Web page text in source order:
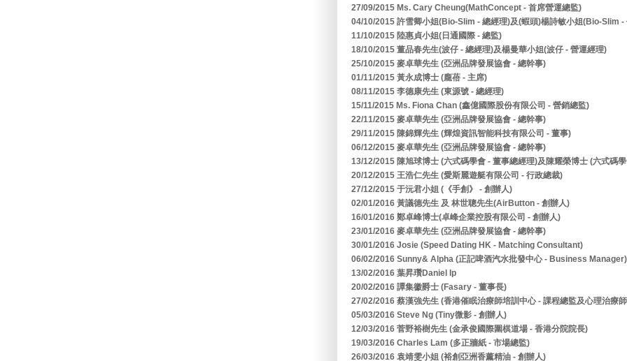
27/09/2015 Ms. Cary Cheung(MathConcept - 首席營運總監)
04/10/2015 許雪卿小姐(Bio-Slim - 總經理)及(蝦頭)楊詩敏小姐(Bio-Slim -
11/10/2015 陸惠貞小姐(日通國際 - 總監)
18/10/2015 董品春先生(波仔 - 總經理)及楊曼華小姐(波仔 - 營運經理)
25/10/2015 麥卓華先生 (亞洲品牌發展協會 - 總幹事)
01/11/2015 黃永成博士 (龐蓓 - 主席)
08/11/2015 李德康先生 (東源號 - 總經理)
15/11/2015 Ms. Fiona Chan (鑫億國際股份有限公司 - 營銷總監)
22/11/2015 麥卓華先生 (亞洲品牌發展協會 - 總幹事)
29/11/2015 陳錦輝先生 (輝煌資訊智能科技有限公司 - 董事)
06/12/2015 麥卓華先生 (亞洲品牌發展協會 - 總幹事)
13/12/2015 陳旭球博士 (六式碼學會 - 董事總經理)及陳耀榮博士 (六式碼
20/12/2015 王浩仁先生 (愛斯麗遊艇有限公司 - 行政總裁)
27/12/2015 于沅君小姐 (《手創》 - 創辦人)
02/01/2016 黃議德先生 及 林世聰先生(AirButton - 創辦人)
16/01/2016 鄭卓峰博士(卓峰企業控股有限公司 - 創辦人)
23/01/2016 麥卓華先生 (亞洲品牌發展協會 - 總幹事)
30/01/2016 Josie (Speed Dating HK - Matching Consultant)
06/02/2016 Sunny& Alpha (正記啤酒汽水批發中心 - Business Manager)
13/02/2016 葉昇瓚Daniel Ip
20/02/2016 譚集徽爵士 (Fasary - 董事長)
27/02/2016 蔡漢強先生 (香港催眠治療師培訓中心 - 課程總監及心理治療
05/03/2016 Steve Ng (Tiny微影 - 創辦人)
12/03/2016 菅野裕樹先生 (金承俊國際圍棋道場 - 香港分院院長)
19/03/2016 Charles Lam (多正牆紙 - 市場總監)
26/03/2016 袁靖雯小姐 (裕創亞洲香薰精油 - 創辦人)